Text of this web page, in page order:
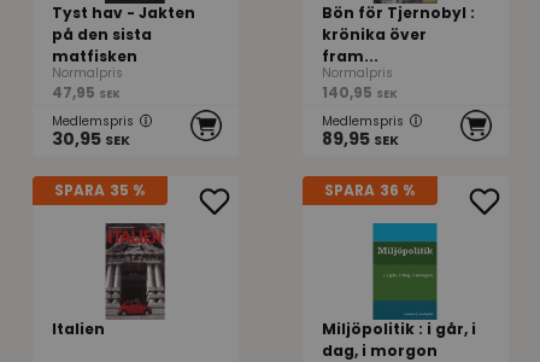
Tyst hav - Jakten
på den sista
matfisken
Normalpris
47,95 SEK
Medlemspris
30,95 SEK
Bön för Tjernobyl :
krönika över
fram...
Normalpris
140,95 SEK
Medlemspris
89,95 SEK
SPARA 35 %
Italien
SPARA 36 %
Miljöpolitik : i går, i
dag, i morgon